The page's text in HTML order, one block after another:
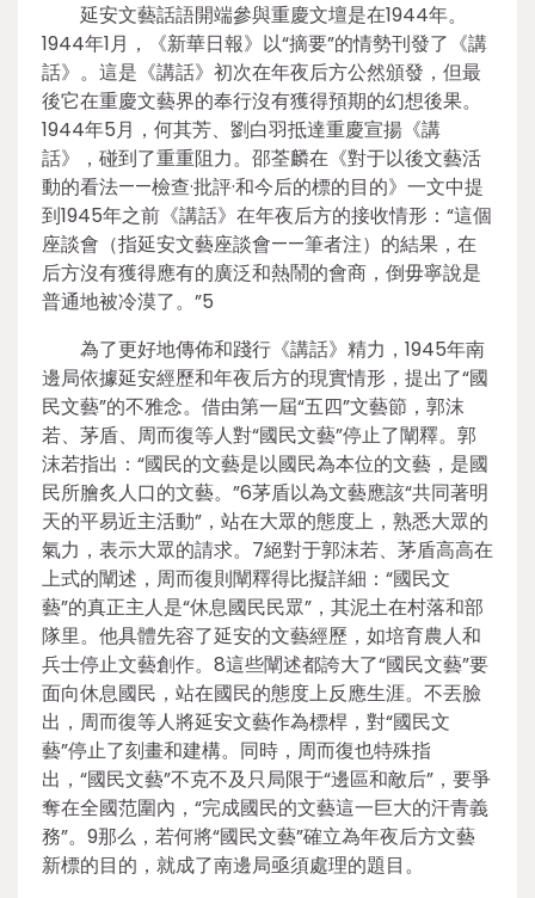
延安文藝話語開端參與重慶文壇是在1944年。
1944年1月，《新華日報》以“摘要”的情勢刊發了《講
話》。這是《講話》初次在年夜后方公然頒發，但最
後它在重慶文藝界的奉行沒有獲得預期的幻想後果。
1944年5月，何其芳、劉白羽抵達重慶宣揚《講
話》，碰到了重重阻力。邵荃麟在《對于以後文藝活
動的看法——檢查·批評·和今后的標的目的》一文中提
到1945年之前《講話》在年夜后方的接收情形：“這個
座談會（指延安文藝座談會——筆者注）的結果，在
后方沒有獲得應有的廣泛和熱鬧的會商，倒毋寧說是
普通地被冷漠了。”5
為了更好地傳佈和踐行《講話》精力，1945年南
邊局依據延安經歷和年夜后方的現實情形，提出了“國
民文藝”的不雅念。借由第一屆“五四”文藝節，郭沫
若、茅盾、周而復等人對“國民文藝”停止了闡釋。郭
沫若指出：“國民的文藝是以國民為本位的文藝，是國
民所膾炙人口的文藝。”6茅盾以為文藝應該“共同著明
天的平易近主活動”，站在大眾的態度上，熟悉大眾的
氣力，表示大眾的請求。7絕對于郭沫若、茅盾高高在
上式的闡述，周而復則闡釋得比擬詳細：“國民文
藝”的真正主人是“休息國民民眾”，其泥土在村落和部
隊里。他具體先容了延安的文藝經歷，如培育農人和
兵士停止文藝創作。8這些闡述都誇大了“國民文藝”要
面向休息國民，站在國民的態度上反應生涯。不丟臉
出，周而復等人將延安文藝作為標桿，對“國民文
藝”停止了刻畫和建構。同時，周而復也特殊指
出，“國民文藝”不克不及只局限于“邊區和敵后”，要爭
奪在全國范圍內，“完成國民的文藝這一巨大的汗青義
務”。9那么，若何將“國民文藝”確立為年夜后方文藝
新標的目的，就成了南邊局亟須處理的題目。